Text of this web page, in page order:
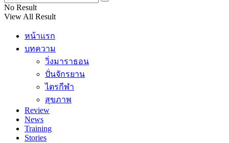
No Result
View All Result
หน้าแรก
บทความ
วิ่งมาราธอน
ปั่นจักรยาน
ไตรกีฬา
สุขภาพ
Review
News
Training
Stories